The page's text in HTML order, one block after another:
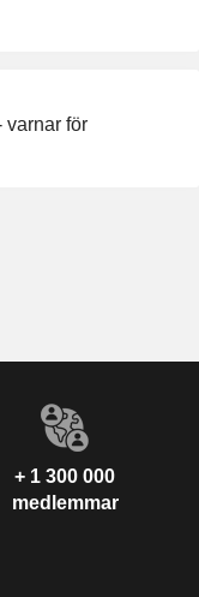
varnar för
+ 1 300 000
medlemmar